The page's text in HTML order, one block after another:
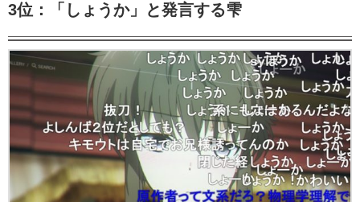
3位：「しょうか」と発言する雫